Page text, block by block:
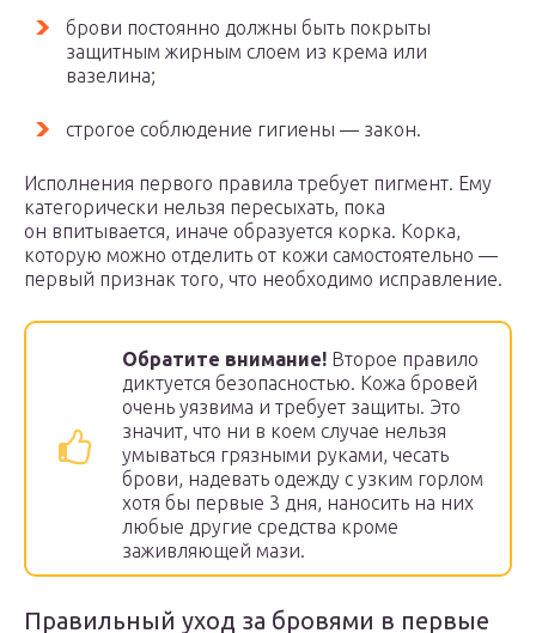
брови постоянно должны быть покрыты
защитным жирным слоем из крема или
вазелина;
строгое соблюдение гигиены — закон.
Исполнения первого правила требует пигмент. Ему
категорически нельзя пересыхать, пока
он впитывается, иначе образуется корка. Корка,
которую можно отделить от кожи самостоятельно —
первый признак того, что необходимо исправление.
Обратите внимание! Второе правило
диктуется безопасностью. Кожа бровей
очень уязвима и требует защиты. Это
значит, что ни в коем случае нельзя
умываться грязными руками, чесать
брови, надевать одежду с узким горлом
хотя бы первые 3 дня, наносить на них
любые другие средства кроме
заживляющей мази.
Правильный уход за бровями в первые